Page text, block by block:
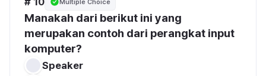
Multiple Choice
Manakah dari berikut ini yang
merupakan contoh dari perangkat input
komputer?
Speaker